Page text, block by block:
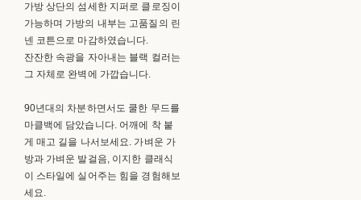
가방 상단의 섬세한 지퍼로 클로징이
가능하며 가방의 내부는 고품질의 린
넨 코튼으로 마감하였습니다.
잔잔한 속광을 자아내는 블랙 컬러는
그 자체로 완벽에 가깝습니다.
90년대의 차분하면서도 쿨한 무드를
마클백에 담았습니다. 어깨에 착 붙
게 매고 길을 나서보세요. 가벼운 가
방과 가벼운 발걸음, 이지한 클래식
이 스타일에 실어주는 힘을 경험해보
세요.